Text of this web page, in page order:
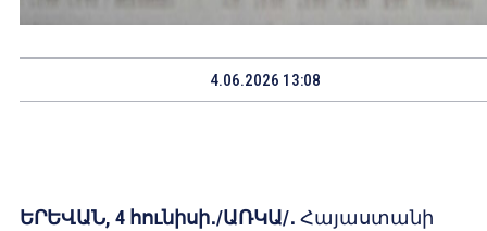
4.06.2026 13:08
ԵՐԵՎԱՆ, 4 հունիսի․/ԱՌԿԱ/․ Հայաստանի